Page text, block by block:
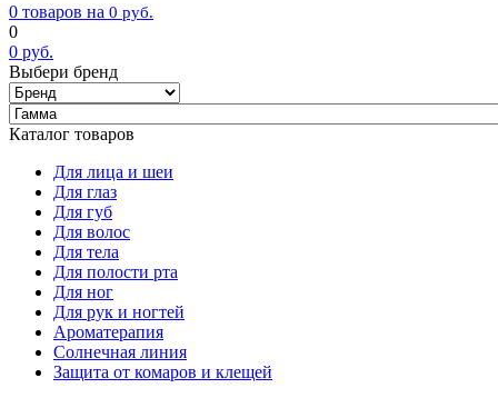
0 товаров на 0 руб.
0
0 руб.
Выбери бренд
Каталог товаров
Для лица и шеи
Для глаз
Для губ
Для волос
Для тела
Для полости рта
Для ног
Для рук и ногтей
Ароматерапия
Солнечная линия
Защита от комаров и клещей